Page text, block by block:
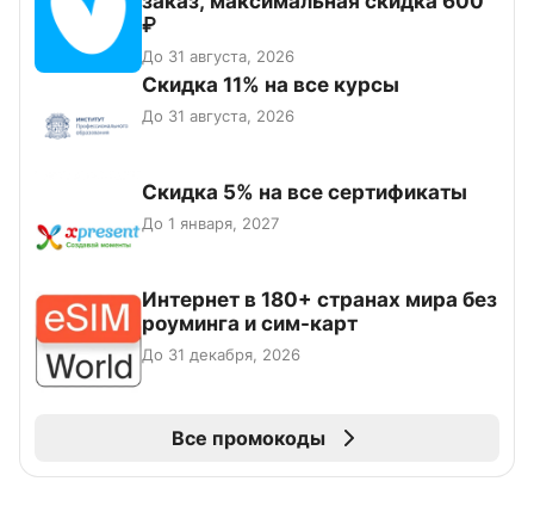
₽
До 31 августа, 2026
Скидка 11% на все курсы
До 31 августа, 2026
Скидка 5% на все сертификаты
До 1 января, 2027
Интернет в 180+ странах мира без
роуминга и сим-карт
До 31 декабря, 2026
Все промокоды